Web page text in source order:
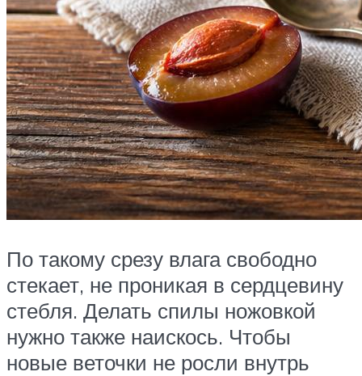
По такому срезу влага свободно
стекает, не проникая в сердцевину
стебля. Делать спилы ножовкой
нужно также наискось. Чтобы
новые веточки не росли внутрь